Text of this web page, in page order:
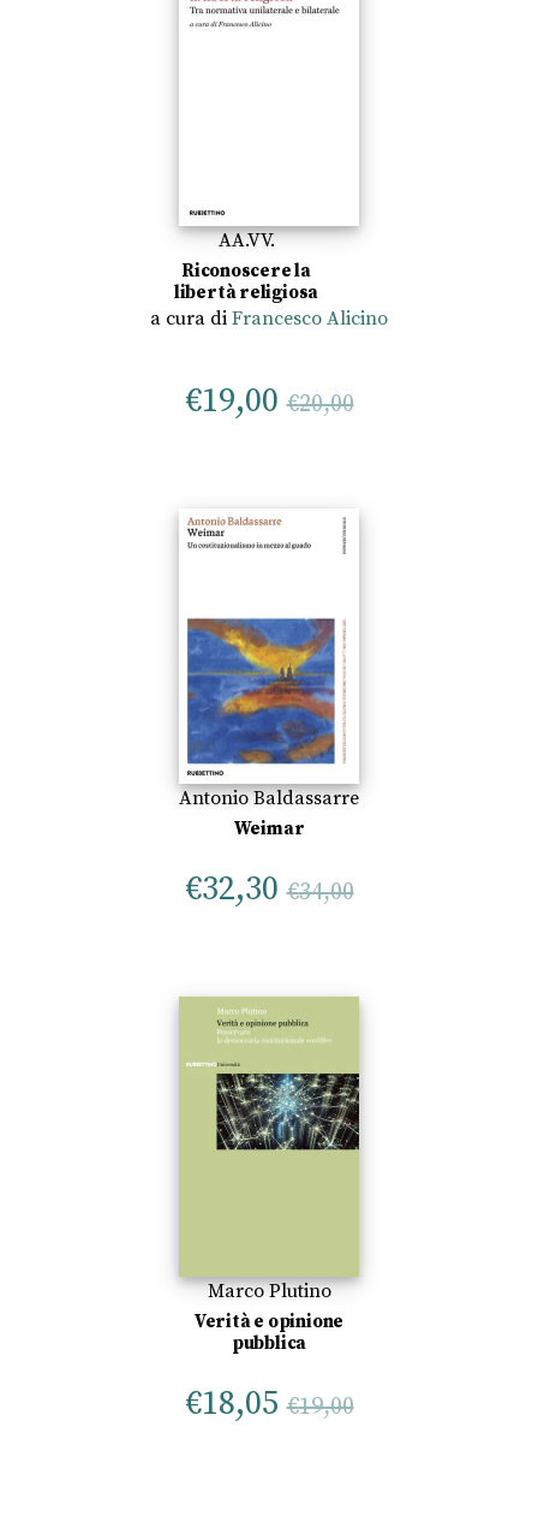
AA.VV.
Riconoscere la
libertà religiosa
a cura di Francesco Alicino
€19,00 €20,00
Antonio Baldassarre
Weimar
€32,30 €34,00
Marco Plutino
Verità e opinione
pubblica
€18,05 €19,00